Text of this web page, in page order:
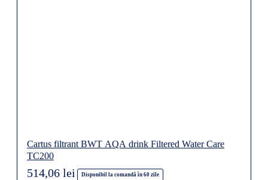
Cartus filtrant BWT AQA drink Filtered Water Care
TC200
Disponibil la comandă în 60 zile
514,06 lei